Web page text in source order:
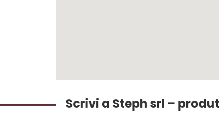
Scrivi a Steph srl –